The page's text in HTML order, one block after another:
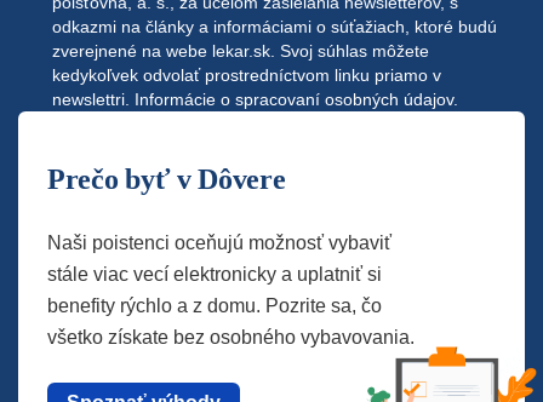
odkazmi na články a informáciami o súťažiach, ktoré budú
zverejnené na webe lekar.sk. Svoj súhlas môžete
kedykoľvek odvolať prostredníctvom linku priamo v
newslettri. Informácie o spracovaní osobných údajov.
Prečo byť v Dôvere
Naši poistenci oceňujú možnosť vybaviť
stále viac vecí elektronicky a uplatniť si
benefity rýchlo a z domu. Pozrite sa, čo
všetko získate bez osobného vybavovania.